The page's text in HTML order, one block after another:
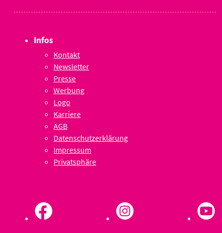
Infos
Kontakt
Newsletter
Presse
Werbung
Logo
Karriere
AGB
Datenschutzerklärung
Impressum
Privatsphäre